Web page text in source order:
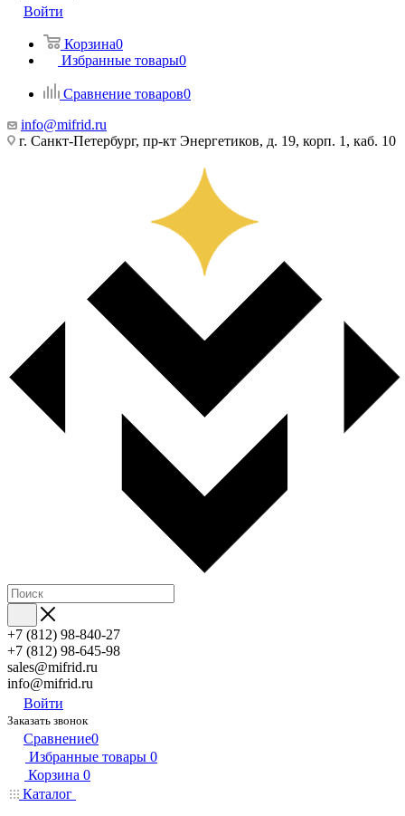
Войти
Корзина0
Избранные товары0
Сравнение товаров0
info@mifrid.ru
г. Санкт-Петербург, пр-кт Энергетиков, д. 19, корп. 1, каб. 10
+7 (812) 98-840-27
+7 (812) 98-645-98
sales@mifrid.ru
info@mifrid.ru
Войти
Заказать звонок
Сравнение0
Избранные товары 0
Корзина 0
Каталог